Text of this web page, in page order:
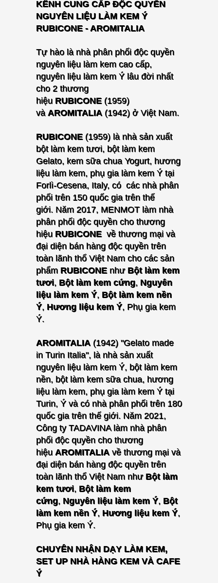
KÊNH CUNG CẤP ĐỘC QUYỀN
NGUYÊN LIỆU LÀM KEM Ý
RUBICONE - AROMITALIA
Tự hào là nhà phân phối độc quyền
nguyên liệu làm kem cao cấp,
nguyên liệu làm kem Ý lâu đời nhất
cho 2 thương
hiệu RUBICONE (1959)
và AROMITALIA (1942) ở Việt Nam.
RUBICONE(1959) là nhà sản xuất
bột làm kem tươi, bột làm kem
Gelato, kem sữa chua Yogurt, hương
liệu làm kem, phụ gia làm kem Ý tại
Forlì-Cesena, Italy, có các nhà phân
phối trên 150 quốc gia trên thế
giới. Năm 2017, MENMOT làm nhà
phân phối độc quyền cho thương
hiệu RUBICONEvề thương mại và
đại diện bán hàng độc quyền trên
toàn lãnh thổ Việt Nam cho các sản
phẩm RUBICONEnhư Bột làm kem
tươi, Bột làm kem cứng, Nguyên
liệu làm kem Ý, Bột làm kem nền
Ý, Hương liệu kem Ý, Phụ gia kem
Ý.
AROMITALIA (1942) "Gelato made
in Turin Italia", là nhà sản xuất
nguyên liệu làm kem Ý, bột làm kem
nền, bột làm kem sữa chua, hương
liệu làm kem, phụ gia làm kem Ý tại
Turin, Ý và có nhà phân phối trên 180
quốc gia trên thế giới. Năm 2021,
Công ty TADAVINA làm nhà phân
phối độc quyền cho thương
hiệu AROMITALIA về thương mại và
đại diện bán hàng độc quyền trên
toàn lãnh thổ Việt Nam như Bột làm
kem tươi, Bột làm kem
cứng, Nguyên liệu làm kem Ý, Bột
làm kem nền Ý, Hương liệu kem Ý,
Phụ gia kem Ý.
CHUYÊN NHẬN DẠY LÀM KEM,
SET UP NHÀ HÀNG KEM VÀ CAFE
Ý